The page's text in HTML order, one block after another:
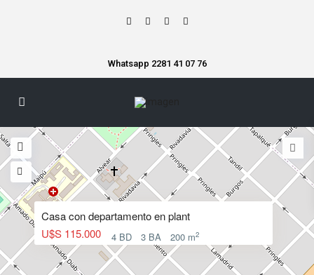
Whatsapp 2281 41 07 76
Casa con departamento en plant
U$S 115.000
4 BD 3 BA 200 m2